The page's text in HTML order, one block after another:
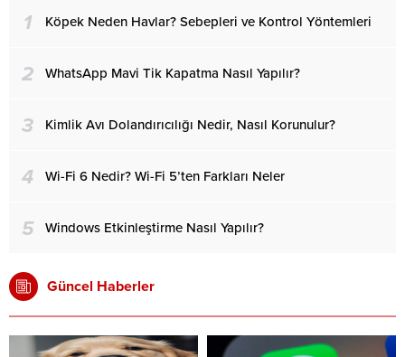
1 Köpek Neden Havlar? Sebepleri ve Kontrol Yöntemleri
2 WhatsApp Mavi Tik Kapatma Nasıl Yapılır?
3 Kimlik Avı Dolandırıcılığı Nedir, Nasıl Korunulur?
4 Wi-Fi 6 Nedir? Wi-Fi 5’ten Farkları Neler
5 Windows Etkinleştirme Nasıl Yapılır?
Güncel Haberler